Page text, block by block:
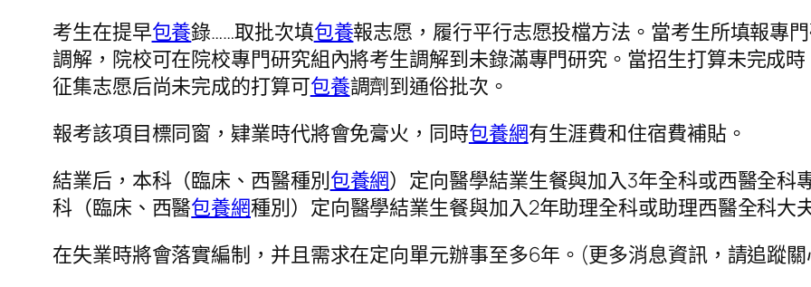
考生在提早包養錄……取批次填包養報志愿，履行平行志愿投檔方法。當考生所填報專
調解，院校可在院校專門研究組內將考生調解到未錄滿專門研究。當招生打算未完成
征集志愿后尚未完成的打算可包養調劑到通俗批次。
報考該項目標同窗，肄業時代將會免膏火，同時包養網有生涯費和住宿費補貼。
結業后，本科（臨床、西醫種別包養網）定向醫學結業生餐與加入3年全科或西醫全科
科（臨床、西醫包養網種別）定向醫學結業生餐與加入2年助理全科或助理西醫全科大
在失業時將會落實編制，并且需求在定向單元辦事至多6年。(更多消息資訊，請追蹤